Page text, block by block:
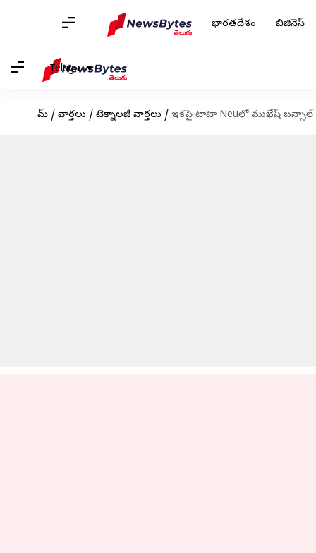
భారతదేశం బిజినెస్
Telugu
హోమ్ / వార్తలు / టెక్నాలజీ వార్తలు / ఇకపై టాటా Neuలో ముఖేష్